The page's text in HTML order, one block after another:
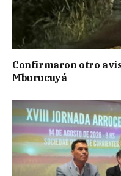
Confirmaron otro
Mburucuyá